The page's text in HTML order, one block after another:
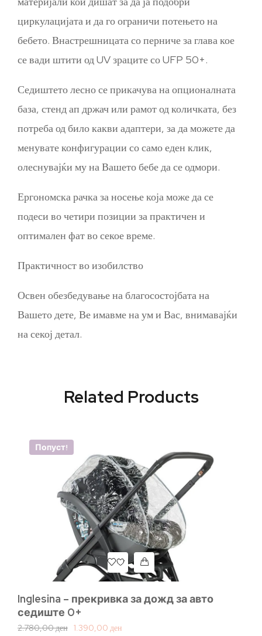
циркулацијата и да го ограничи потењето на
бебето. Внастрешницата со перниче за глава кое
се вади штити од UV зраците со UFP 50+.
Седиштето лесно се прикачува на опционалната
база, стенд ап држач или рамот од количката, без
потреба од било какви адаптери, за да можете да
менувате конфигурации со само еден клик,
олеснувајќи му на Вашето бебе да се одмори.
Ергономска рачка за носење која може да се
подеси во четири позиции за практичен и
оптимален фат во секое време.
Практичност во изобилство
Освен обезбедување на благосостојбата на
Вашето дете, Ве имавме на ум и Вас, внимавајќи
на секој детал.
Related Products
Попуст!
Inglesina – прекривка за дожд за авто
седиште 0+
2.780,00ден 1.390,00 ден